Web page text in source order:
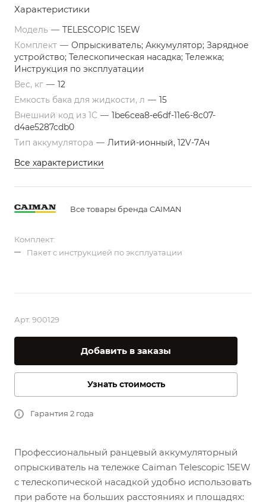
Характеристики
Модель — TELESCOPIC 15EW
Комплект — Опрыскиватель; Аккумулятор; Зарядное
устройство; Телескопическая насадка; Тележка;
Инструкция по эксплуатации
Вес, кг — 12
Емкость бака для жидкости, л — 15
Внешний код из 1С — 1be6cea8-e6df-11e6-8c07-
d4ae5287cdb0
Тип аккумулятора — Литий-ионный, 12V-7Ач
Все характеристики
Все товары бренда CAIMAN
Комплект:
Пакет с инструкцией по эксплуатации
Арт. 900129
Добавить в заказы
Узнать стоимость
Гарантия 2 года
Профессиональный ранцевый аккумуляторный
опрыскиватель на тележке Caiman Telescopic 15EW
с телескопической насадкой удобно использовать
при работе на больших расстояниях и площадях: